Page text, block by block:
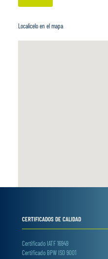
Localícelo en el mapa
CERTIFICADOS DE CALIDAD
Certificado IATF 16949
Certificado BPW ISO 9001